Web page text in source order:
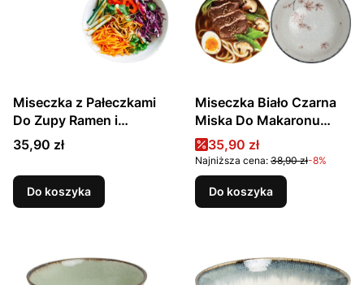
Miseczka z Pałeczkami
Do Zupy Ramen i
Makaronu Soba Biała
BOTANICA EMRO
AZIATICA
Cena
35,90 zł
Do koszyka
Miseczka Biało Czarna
Miska Do Makaronu
Udon Maple Leaf 17cm
EDO JAPAN
Cena promocyjna
35,90 zł
Najniższa cena: 38,90 zł-8%
Do koszyka